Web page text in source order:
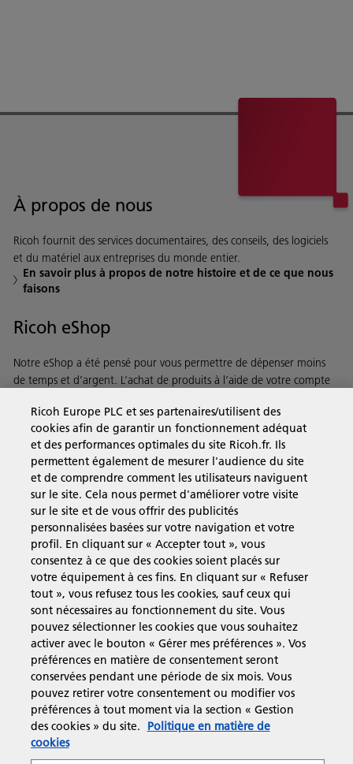
À propos de nous
Ricoh fournit des services documentaires, des conseils, des logiciels
et du matériel aux entreprises du monde entier.
En savoir plus à propos de notre histoire et de ce que nous
faisons
Ricoh eShop
Notre eShop a été pensé pour vous permettre de dépenser moins
de temps et d’argent. L’achat de produits à l’aide de votre compte
En savoir plus
Solutions pour les entreprises
Produits et Services
Assistance & Contact
Ressources
Suivez-nous
Ricoh Europe PLC et ses partenaires/utilisent des
cookies afin de garantir un fonctionnement adéquat
et des performances optimales du site Ricoh.fr. Ils
permettent également de mesurer l'audience du site
et de comprendre comment les utilisateurs naviguent
sur le site. Cela nous permet d'améliorer votre visite
sur le site et de vous offrir des publicités
personnalisées basées sur votre navigation et votre
profil. En cliquant sur « Accepter tout », vous
consentez à ce que des cookies soient placés sur
votre équipement à ces fins. En cliquant sur « Refuser
tout », vous refusez tous les cookies, sauf ceux qui
sont nécessaires au fonctionnement du site. Vous
pouvez sélectionner les cookies que vous souhaitez
activer avec le bouton « Gérer mes préférences ». Vos
préférences en matière de consentement seront
conservées pendant une période de six mois. Vous
pouvez retirer votre consentement ou modifier vos
préférences à tout moment via la section « Gestion
des cookies » du site.
Politique en matière de
cookies